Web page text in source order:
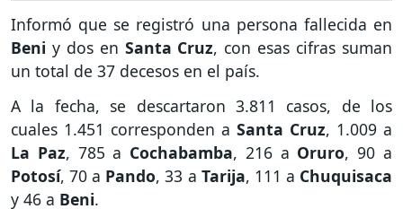
Informó que se registró una persona fallecida en
Beni y dos en Santa Cruz, con esas cifras suman
un total de 37 decesos en el país.
A la fecha, se descartaron 3.811 casos, de los
cuales 1.451 corresponden a Santa Cruz, 1.009 a
La Paz, 785 a Cochabamba, 216 a Oruro, 90 a
Potosí, 70 a Pando, 33 a Tarija, 111 a Chuquisaca
y 46 a Beni.